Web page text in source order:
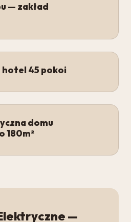
— zakład
hotel 45 pokoi
domu
180m²
—